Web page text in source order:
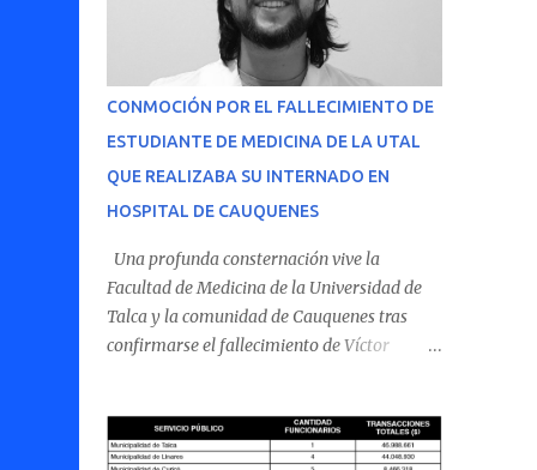
CONMOCIÓN POR EL FALLECIMIENTO DE
ESTUDIANTE DE MEDICINA DE LA UTAL
QUE REALIZABA SU INTERNADO EN
HOSPITAL DE CAUQUENES
Una profunda consternación vive la
Facultad de Medicina de la Universidad de
Talca y la comunidad de Cauquenes tras
confirmarse el fallecimiento de Víctor
Cauquenes. De acuerdo con los antecedentes
conocidos, el joven se presentó a cumplir su